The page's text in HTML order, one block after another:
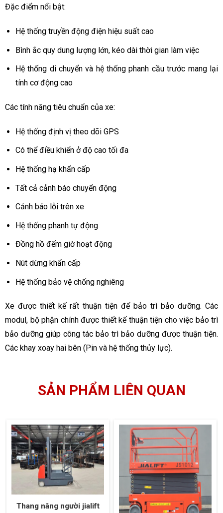
Đặc điểm nổi bật:
Hệ thống truyền động điện hiệu suất cao
Bình ắc quy dung lượng lớn, kéo dài thời gian làm việc
Hệ thống di chuyển và hệ thống phanh cầu trước mang lại
tính cơ động cao
Các tính năng tiêu chuẩn của xe:
Hệ thống định vị theo dõi GPS
Có thể điều khiển ở độ cao tối đa
Hệ thống hạ khẩn cấp
Tất cả cảnh báo chuyển động
Cảnh báo lỗi trên xe
Hệ thống phanh tự động
Đồng hồ đếm giờ hoạt động
Nút dừng khẩn cấp
Hệ thống bảo vệ chống nghiêng
Xe được thiết kế rất thuận tiện để bảo trì bảo dưỡng. Các
modul, bộ phận chính được thiết kế thuận tiện cho việc bảo trì
bảo dưỡng giúp công tác bảo trì bảo dưỡng được thuận tiện.
Các khay xoay hai bên (Pin và hệ thống thủy lực).
SẢN PHẨM LIÊN QUAN
Thang nâng người jialift